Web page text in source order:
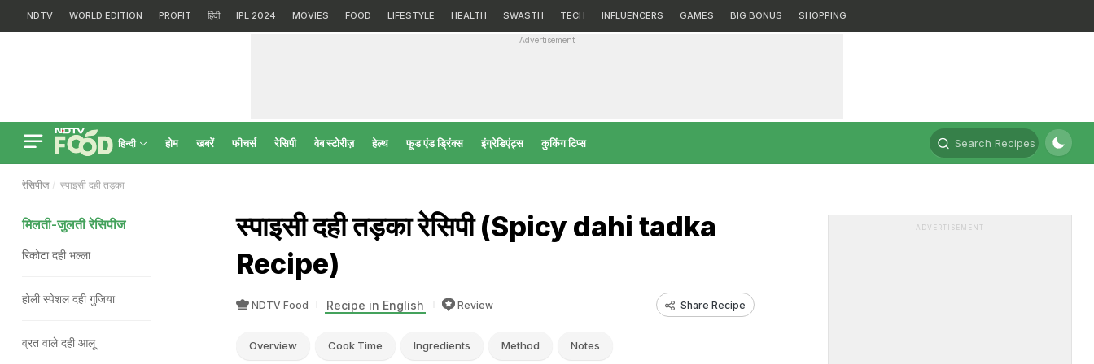
NDTV WORLD EDITION PROFIT हिंदी IPL 2024 MOVIES FOOD LIFESTYLE HEALTH SWASTH TECH INFLUENCERS GAMES BIG BONUS SHOPPING
Advertisement
हिन्दी होम खबरें फीचर्स रेसिपी वेब स्टोरीज़ हेल्‍थ फूड एंड ड्रिंक्स इंग्रेडिएंट्स कुकिंग टिप्स Search Recipes
रेसिपीज स्पाइसी दही तड़का
स्पाइसी दही तड़का रेसिपी (Spicy dahi tadka
Recipe)
NDTV Food Recipe in English Review Share Recipe
Overview Cook Time Ingredients Method Notes
मिलती-जुलती रेसिपीज
रिकोटा दही भल्ला
होली स्पेशल दही गुजिया
व्रत वाले दही आलू
ADVERTISEMENT